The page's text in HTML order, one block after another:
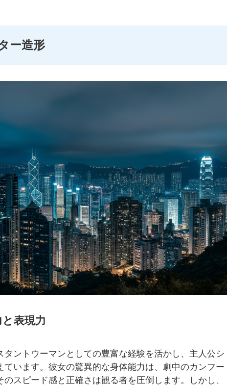
ー造形
表現力
タントウーマンとしての豊富な経験を活かし、主人公シ
ています。彼女の驚異的な身体能力は、劇中のカンフー
スピード感と正確さは観る者を圧倒します。しかし、